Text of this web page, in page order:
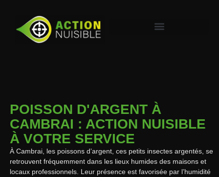
POISSON D'ARGENT À
CAMBRAI : ACTION NUISIBLE
À VOTRE SERVICE
À Cambrai, les poissons d’argent, ces petits insectes argentés, se
retrouvent fréquemment dans les lieux humides des maisons et
locaux professionnels. Leur présence est favorisée par l’humidité